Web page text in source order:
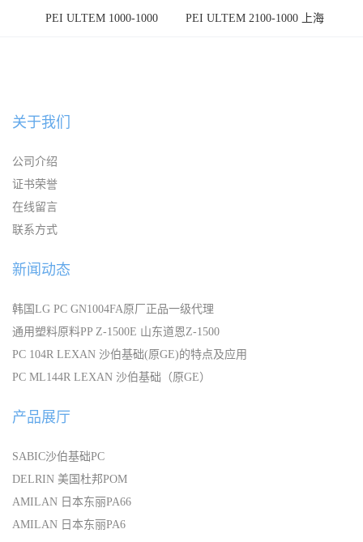
PEI ULTEM 1000-1000
PEI ULTEM 2100-1000 上海
关于我们
公司介绍
证书荣誉
在线留言
联系方式
新闻动态
韩国LG PC GN1004FA原厂正品一级代理
通用塑料原料PP Z-1500E 山东道恩Z-1500
PC 104R LEXAN 沙伯基础(原GE)的特点及应用
PC ML144R LEXAN 沙伯基础（原GE）
产品展厅
SABIC沙伯基础PC
DELRIN 美国杜邦POM
AMILAN 日本东丽PA66
AMILAN 日本东丽PA6